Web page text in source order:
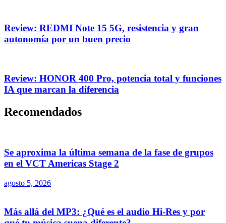
Review: REDMI Note 15 5G, resistencia y gran
autonomía por un buen precio
Review: HONOR 400 Pro, potencia total y funciones
IA que marcan la diferencia
Recomendados
Se aproxima la última semana de la fase de grupos
en el VCT Americas Stage 2
agosto 5, 2026
Más allá del MP3: ¿Qué es el audio Hi-Res y por